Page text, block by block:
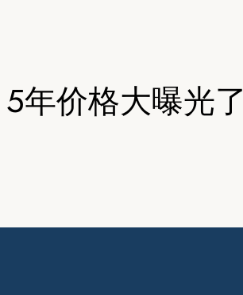
年价格大曝光了